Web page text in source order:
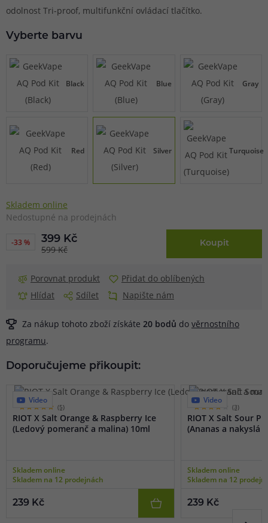
odolnost Tri-proof, multifunkční ovládací tlačítko.
Vyberte barvu
Black Blue Gray
Red Silver Turquoise
Skladem online
Nedostupné na prodejnách
-33 %
399 Kč
599 Kč
Koupit
Porovnat produkt
Přidat do oblíbených
Hlídat
Sdílet Napište nám
Za nákup tohoto zboží získáte 20 bodů do věrnostního
programu.
Doporučujeme přikoupit:
Video
(5)
RIOT X Salt Orange & Raspberry Ice
(Ledový pomeranč a malina) 10ml
Skladem online
Skladem na 12 prodejnách
239 Kč
Video
(3)
RIOT X Salt Sour
(Ananas a nakyslá
Skladem online
Skladem na 12
239 Kč